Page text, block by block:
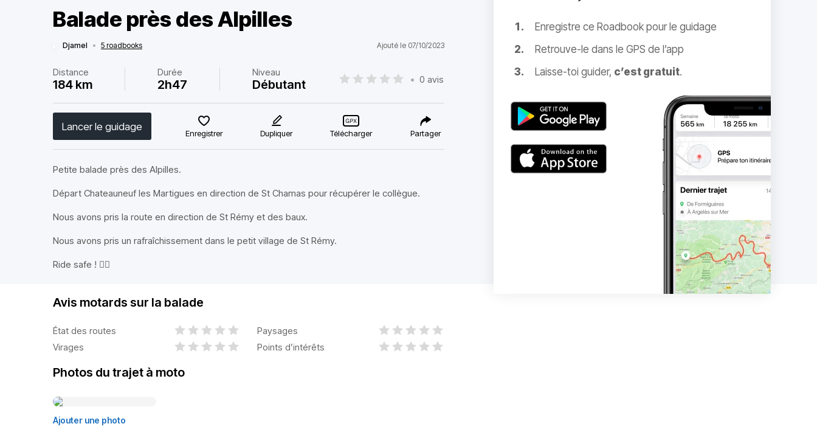
Balade près des Alpilles
Djamel • 5 roadbooks Ajouté le 07/10/2023
Distance
184 km
Durée
2h47
Niveau
Débutant • 0 avis
Lancer le guidage
Enregistrer Dupliquer Télécharger Partager
Petite balade près des Alpilles.
Départ Chateauneuf les Martigues en direction de St Chamas pour récupérer le collègue.
Nous avons pris la route en direction de St Rémy et des baux.
Nous avons pris un rafraîchissement dans le petit village de St Rémy.
Ride safe ! ✌🏻
Enregistre ce Roadbook pour le guidage
Retrouve-le dans le GPS de l’app
Laisse-toi guider, c’est gratuit.
Avis motards sur la balade
État des routes
Paysages
Virages
Points d’intérêts
Photos du trajet à moto
Ajouter une photo